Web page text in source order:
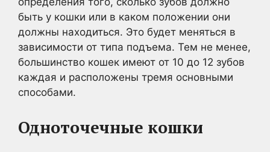
быть у кошки или в каком положении они
должны находиться. Это будет меняться в
зависимости от типа подъема. Тем не менее,
большинство кошек имеют от 10 до 12 зубов
каждая и расположены тремя основными
способами.
Одноточечные кошки